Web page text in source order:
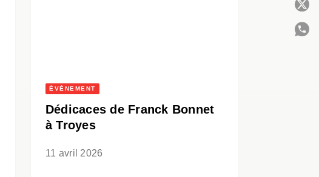
ÉVÈNEMENT
Dédicaces de Franck Bonnet
à Troyes
11 avril 2026